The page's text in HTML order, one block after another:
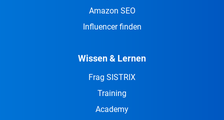
Amazon SEO
Influencer finden
Wissen & Lernen
Frag SISTRIX
Training
Academy